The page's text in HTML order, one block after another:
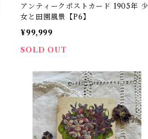
アンティークポストカード 1905年 少
女と田園風景【P6】
¥99,999
SOLD OUT